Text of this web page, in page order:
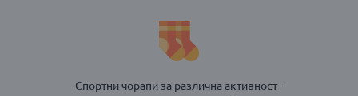
Спортни чорапи за различна активност -